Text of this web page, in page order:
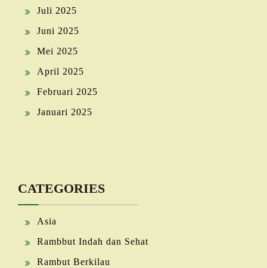
Juli 2025
Juni 2025
Mei 2025
April 2025
Februari 2025
Januari 2025
CATEGORIES
Asia
Rambbut Indah dan Sehat
Rambut Berkilau